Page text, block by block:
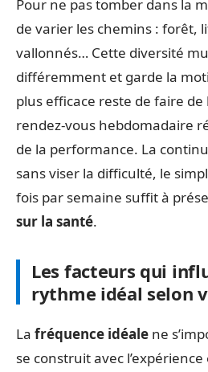
Pour ne pas tomber dans la
de varier les chemins : forêt,
vallonnés… Cette diversité
différemment et garde la
plus efficace reste de faire de
rendez-vous hebdomadaire
de la performance. La
sans viser la difficulté, le
fois par semaine suffit à
sur la santé.
Les facteurs qui
rythme idéal selon
La fréquence idéale ne
se construit avec